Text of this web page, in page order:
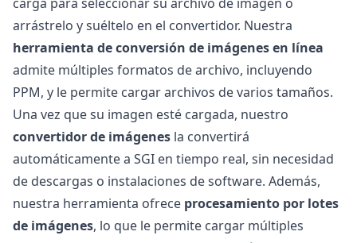
arrástrelo y suéltelo en el convertidor. Nuestra
herramienta de conversión de imágenes en línea
admite múltiples formatos de archivo, incluyendo
PPM, y le permite cargar archivos de varios tamaños.
Una vez que su imagen esté cargada, nuestro
convertidor de imágenes la convertirá
automáticamente a SGI en tiempo real, sin necesidad
de descargas o instalaciones de software. Además,
nuestra herramienta ofrece procesamiento por lotes
de imágenes, lo que le permite cargar múltiples